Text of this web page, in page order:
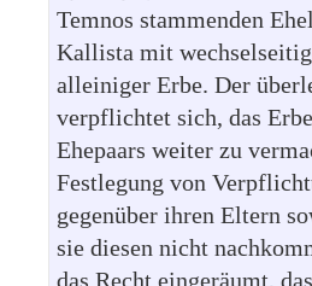
Temnos stammenden
Kallista mit
alleiniger Erbe. Der
verpflichtet sich, das
Ehepaars weiter zu
Festlegung von
gegenüber ihren Eltern
sie diesen nicht
das Recht eingeräumt,